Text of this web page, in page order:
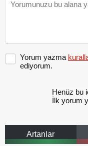
Yorum yazma
ediyorum.
Henüz bu
İlk yorum
Artanlar